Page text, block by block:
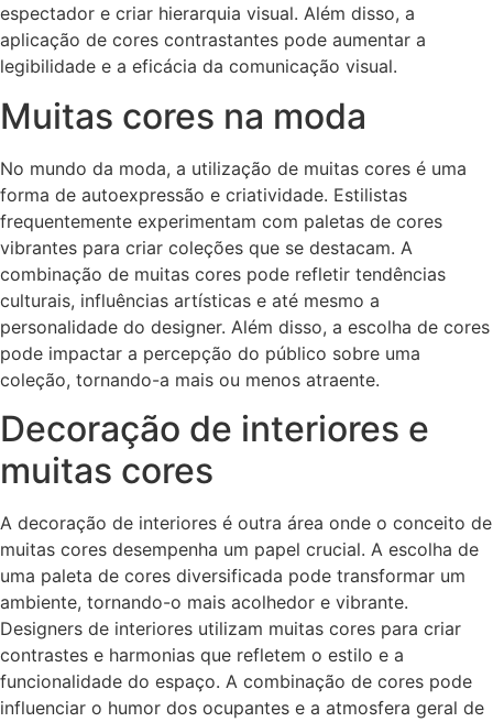
espectador e criar hierarquia visual. Além disso, a
aplicação de cores contrastantes pode aumentar a
legibilidade e a eficácia da comunicação visual.
Muitas cores na moda
No mundo da moda, a utilização de muitas cores é uma
forma de autoexpressão e criatividade. Estilistas
frequentemente experimentam com paletas de cores
vibrantes para criar coleções que se destacam. A
combinação de muitas cores pode refletir tendências
culturais, influências artísticas e até mesmo a
personalidade do designer. Além disso, a escolha de cores
pode impactar a percepção do público sobre uma
coleção, tornando-a mais ou menos atraente.
Decoração de interiores e
muitas cores
A decoração de interiores é outra área onde o conceito de
muitas cores desempenha um papel crucial. A escolha de
uma paleta de cores diversificada pode transformar um
ambiente, tornando-o mais acolhedor e vibrante.
Designers de interiores utilizam muitas cores para criar
contrastes e harmonias que refletem o estilo e a
funcionalidade do espaço. A combinação de cores pode
influenciar o humor dos ocupantes e a atmosfera geral de